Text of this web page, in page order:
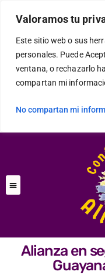
Valoramos tu
Este sitio web o sus
personales. Puede
ventana, o rechazarlo
compartan mi
No compartan mi
Alianza en